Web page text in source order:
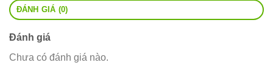
ĐÁNH GIÁ (0)
Đánh giá
Chưa có đánh giá nào.